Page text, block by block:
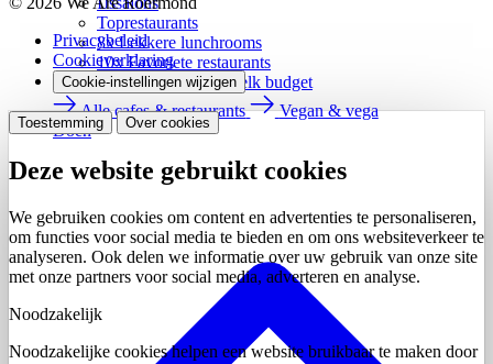
Toprestaurants
8x Lekkere lunchrooms
10x Favoriete restaurants
15 Restaurants voor elk budget
Alle cafes & restaurants
Vegan & vega
Doen
Privacybeleid
Cookieverklaring
Cookie-instellingen wijzigen
Toestemming Over cookies
Deze website gebruikt cookies
We gebruiken cookies om content en advertenties te personaliseren,
om functies voor social media te bieden en om ons websiteverkeer te
analyseren. Ook delen we informatie over uw gebruik van onze site
met onze partners voor social media, adverteren en analyse.
Noodzakelijk
Noodzakelijke cookies helpen een website bruikbaar te maken door